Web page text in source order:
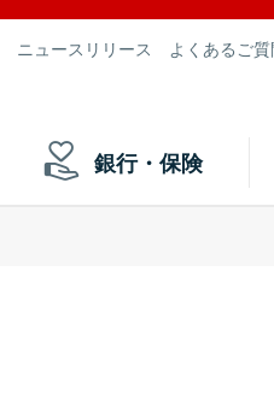
ニュースリリース よくあるご
銀行・保険